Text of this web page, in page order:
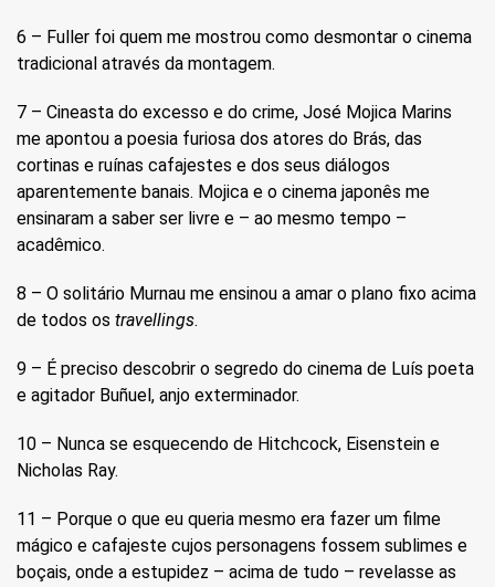
6 – Fuller foi quem me mostrou como desmontar o cinema
tradicional através da montagem.
7 – Cineasta do excesso e do crime, José Mojica Marins
me apontou a poesia furiosa dos atores do Brás, das
cortinas e ruínas cafajestes e dos seus diálogos
aparentemente banais. Mojica e o cinema japonês me
ensinaram a saber ser livre e – ao mesmo tempo –
acadêmico.
8 – O solitário Murnau me ensinou a amar o plano fixo acima
de todos os travellings.
9 – É preciso descobrir o segredo do cinema de Luís poeta
e agitador Buñuel, anjo exterminador.
10 – Nunca se esquecendo de Hitchcock, Eisenstein e
Nicholas Ray.
11 – Porque o que eu queria mesmo era fazer um filme
mágico e cafajeste cujos personagens fossem sublimes e
boçais, onde a estupidez – acima de tudo – revelasse as